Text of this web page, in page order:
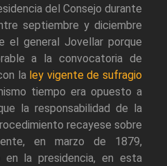
del Consejo durante
septiembre y diciembre
el general Jovellar porque
a la convocatoria de
la ley vigente de sufragio
tiempo era opuesto a
la responsabilidad de la
recayese sobre
en marzo de 1879,
en la presidencia, en esta